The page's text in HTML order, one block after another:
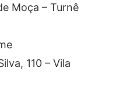
Moça – Turnê
110 – Vila